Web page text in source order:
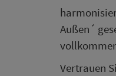
Außen´
Vertrauen